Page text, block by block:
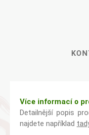
Více informací o
Detailnější popis
najdete například